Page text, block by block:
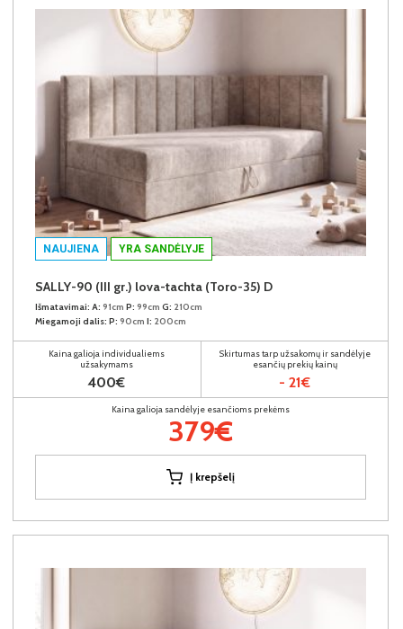
NAUJIENA YRA SANDĖLYJE
SALLY-90 (III gr.) lova-tachta (Toro-35) D
Išmatavimai: A: 91cm P: 99cm G: 210cm
Miegamoji dalis: P: 90cm I: 200cm
Kaina galioja individualiems
užsakymams
400€
Skirtumas tarp užsakomų ir sandėlyje
esančių prekių kainų
- 21€
Kaina galioja sandėlyje esančioms prekėms
379€
Į krepšelį